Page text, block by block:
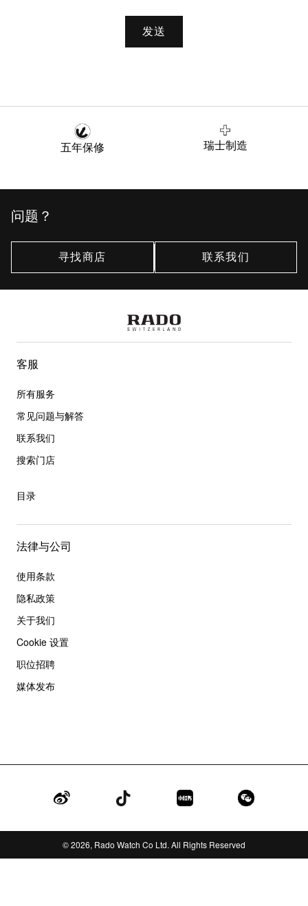
发送
五年保修 瑞士制造
问题？
寻找商店 联系我们
客服
所有服务
常见问题与解答
联系我们
搜索门店
目录
法律与公司
使用条款
隐私政策
关于我们
Cookie 设置
职位招聘
媒体发布
Weibo TikTok Red WeChat
© 2026, Rado Watch Co Ltd. All Rights Reserved